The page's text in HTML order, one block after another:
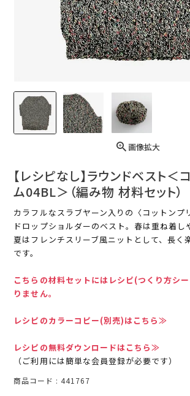
画像拡大
【レシピなし】ラウンドベスト＜
ム04BL＞（編み物 材料セット）
カラフルなスラブヤーン入りの〈コットンプ
ドロップショルダーのベスト。春は重ね着し
夏はフレンチスリーブ風ニットとして、長く
です。
こちらの材料セットにはレシピ(つくり方シ
りません。
レシピのカラーコピー(別売)はこちら≫
レシピの無料ダウンロードはこちら≫
（ご利用には簡単な会員登録が必要です）
商品コード 441767